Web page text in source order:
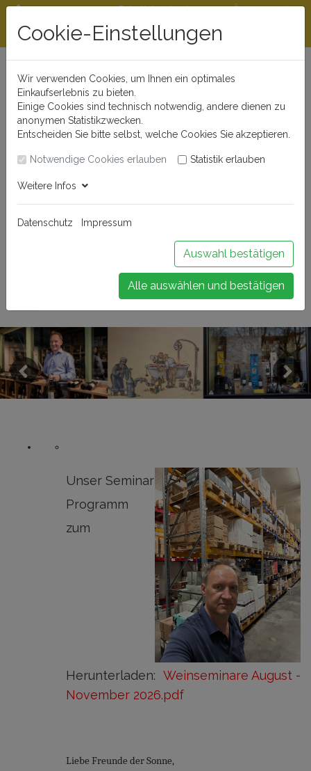
Beratungshotline
0721 - 830 777 0
Rabattstaffeln ab
300 €
Öffnungszeiten
Buchen Sie Ihr Weinseminar!
Previous Next
Unser Seminar
Programm
zum
Herunterladen: Weinseminare August -
November 2026.pdf
Liebe Freunde der Sonne,
Cookie-Einstellungen
Wir verwenden Cookies, um Ihnen ein optimales
Einkaufserlebnis zu bieten.
Einige Cookies sind technisch notwendig, andere dienen zu
anonymen Statistikzwecken.
Entscheiden Sie bitte selbst, welche Cookies Sie akzeptieren.
Notwendige Cookies erlauben Statistik erlauben
Weitere Infos
Datenschutz Impressum
Auswahl bestätigen
Alle auswählen und bestätigen